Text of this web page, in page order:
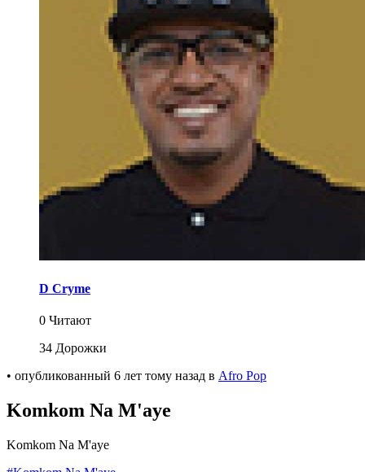
D Cryme
0 Читают
34 Дорожки
• опубликованный 6 лет тому назад в Afro Pop
Komkom Na M'aye
Komkom Na M'aye